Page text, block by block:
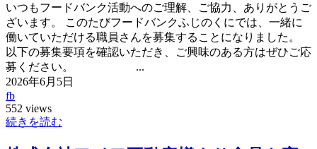
いつもフードバンク活動へのご理解、ご協力、ありがとうご
ざいます。 このたびフードバンクふじのくにでは、一緒に
働いていただける職員さんを募集することになりました。
以下の募集要項を確認いただき、ご興味のある方はぜひご応
募ください。 ...
2026年6月5日
fb
552 views
続きを読む